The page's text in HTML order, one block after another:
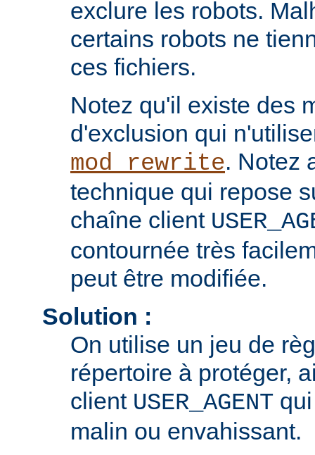
exclure les robots.
certains robots ne
ces fichiers.
Notez qu'il existe des
d'exclusion qui
mod_rewrite. Notez
technique qui repose
chaîne client
contournée très
peut être modifiée.
Solution :
On utilise un jeu de
répertoire à protéger,
client USER_AGENT
malin ou envahissant.